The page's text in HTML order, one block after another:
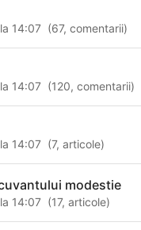
14:07 (67,comentarii)
14:07 (120,comentarii)
14:07 (7,articole)
modestie
14:07 (17,articole)